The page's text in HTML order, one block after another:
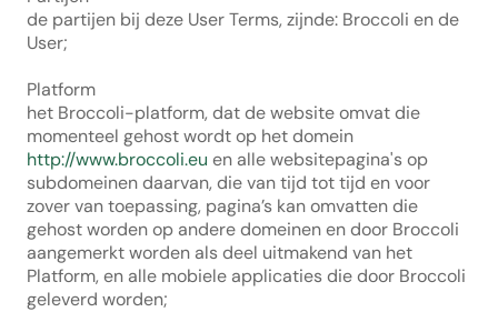
de partijen bij deze User Terms, zijnde: Broccoli en de
User;
Platform
het Broccoli-platform, dat de website omvat die
http://www.broccoli.eu en alle websitepagina's op
subdomeinen daarvan, die van tijd tot tijd en voor
zover van toepassing, pagina’s kan omvatten die
gehost worden op andere domeinen en door Broccoli
aangemerkt worden als deel uitmakend van het
Platform, en alle mobiele applicaties die door Broccoli
geleverd worden;